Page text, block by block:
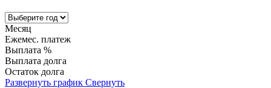
Месяц
Ежемес. платеж
Выплата %
Выплата долга
Остаток долга
Развернуть график Свернуть